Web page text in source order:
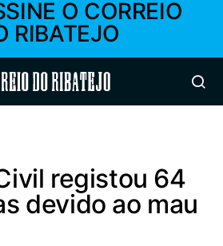
O CORREIO
RIBATEJO
do Ribatejo
registou 64
devido ao mau